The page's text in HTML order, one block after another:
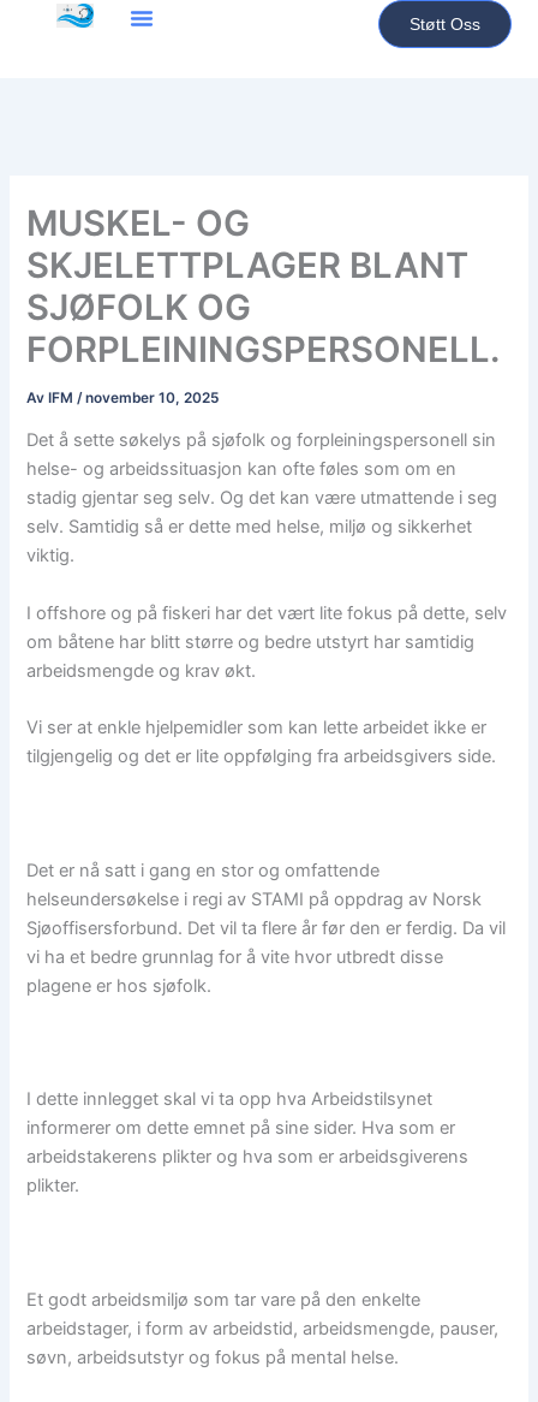
Støtt Oss
MUSKEL- OG
SKJELETTPLAGER BLANT
SJØFOLK OG
FORPLEININGSPERSONELL.
Av IFM /november 10, 2025
Det å sette søkelys på sjøfolk og forpleiningspersonell sin
helse- og arbeidssituasjon kan ofte føles som om en
stadig gjentar seg selv. Og det kan være utmattende i seg
selv. Samtidig så er dette med helse, miljø og sikkerhet
viktig.
I offshore og på fiskeri har det vært lite fokus på dette, selv
om båtene har blitt større og bedre utstyrt har samtidig
arbeidsmengde og krav økt.
Vi ser at enkle hjelpemidler som kan lette arbeidet ikke er
tilgjengelig og det er lite oppfølging fra arbeidsgivers side.
Det er nå satt i gang en stor og omfattende
helseundersøkelse i regi av STAMI på oppdrag av Norsk
Sjøoffisersforbund. Det vil ta flere år før den er ferdig. Da vil
vi ha et bedre grunnlag for å vite hvor utbredt disse
plagene er hos sjøfolk.
I dette innlegget skal vi ta opp hva Arbeidstilsynet
informerer om dette emnet på sine sider. Hva som er
arbeidstakerens plikter og hva som er arbeidsgiverens
plikter.
Et godt arbeidsmiljø som tar vare på den enkelte
arbeidstager, i form av arbeidstid, arbeidsmengde, pauser,
søvn, arbeidsutstyr og fokus på mental helse.